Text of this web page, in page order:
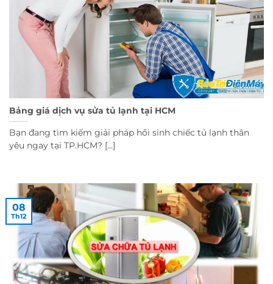
Bảng giá dịch vụ sửa tủ lạnh tại HCM
Bạn đang tìm kiếm giải pháp hồi sinh chiếc tủ lạnh thân
yêu ngay tại TP.HCM? [...]
08
Th12